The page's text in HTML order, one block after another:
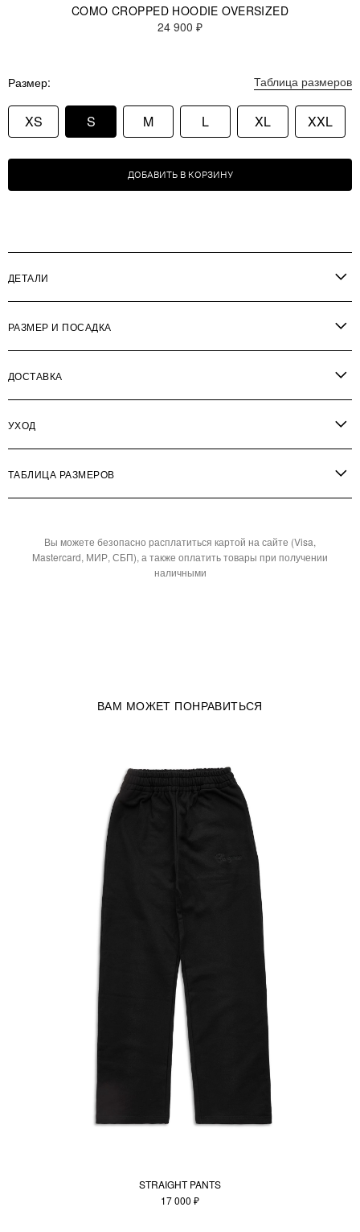
COMO CROPPED HOODIE OVERSIZED
24 900 ₽
Размер
XS S M L XL XXL
Таблица размеров
Вы можете безопасно расплатиться картой на сайте (Visa,
Mastercard, МИР, СБП), а также оплатить товары при получении
наличными
ДОБАВИТЬ В КОРЗИНУ
ДЕТАЛИ
РАЗМЕР И ПОСАДКА
ДОСТАВКА
УХОД
ТАБЛИЦА РАЗМЕРОВ
ВАМ МОЖЕТ ПОНРАВИТЬСЯ
STRAIGHT PANTS
17 000 ₽